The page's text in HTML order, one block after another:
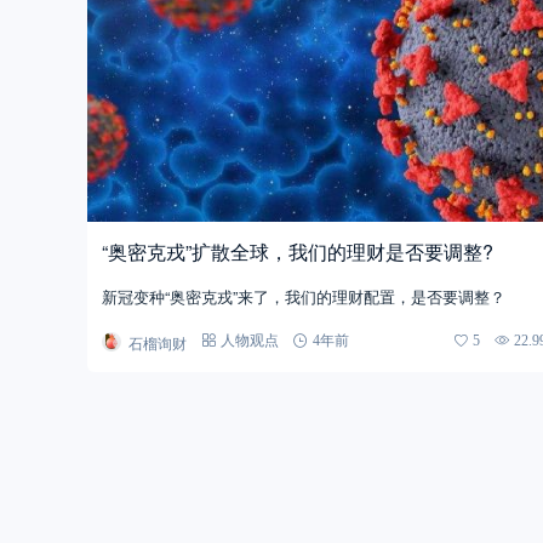
“奥密克戎”扩散全球，我们的理财是否要调整?
新冠变种“奥密克戎”来了，我们的理财配置，是否要调整？
石榴询财 人物观点 4年前 5